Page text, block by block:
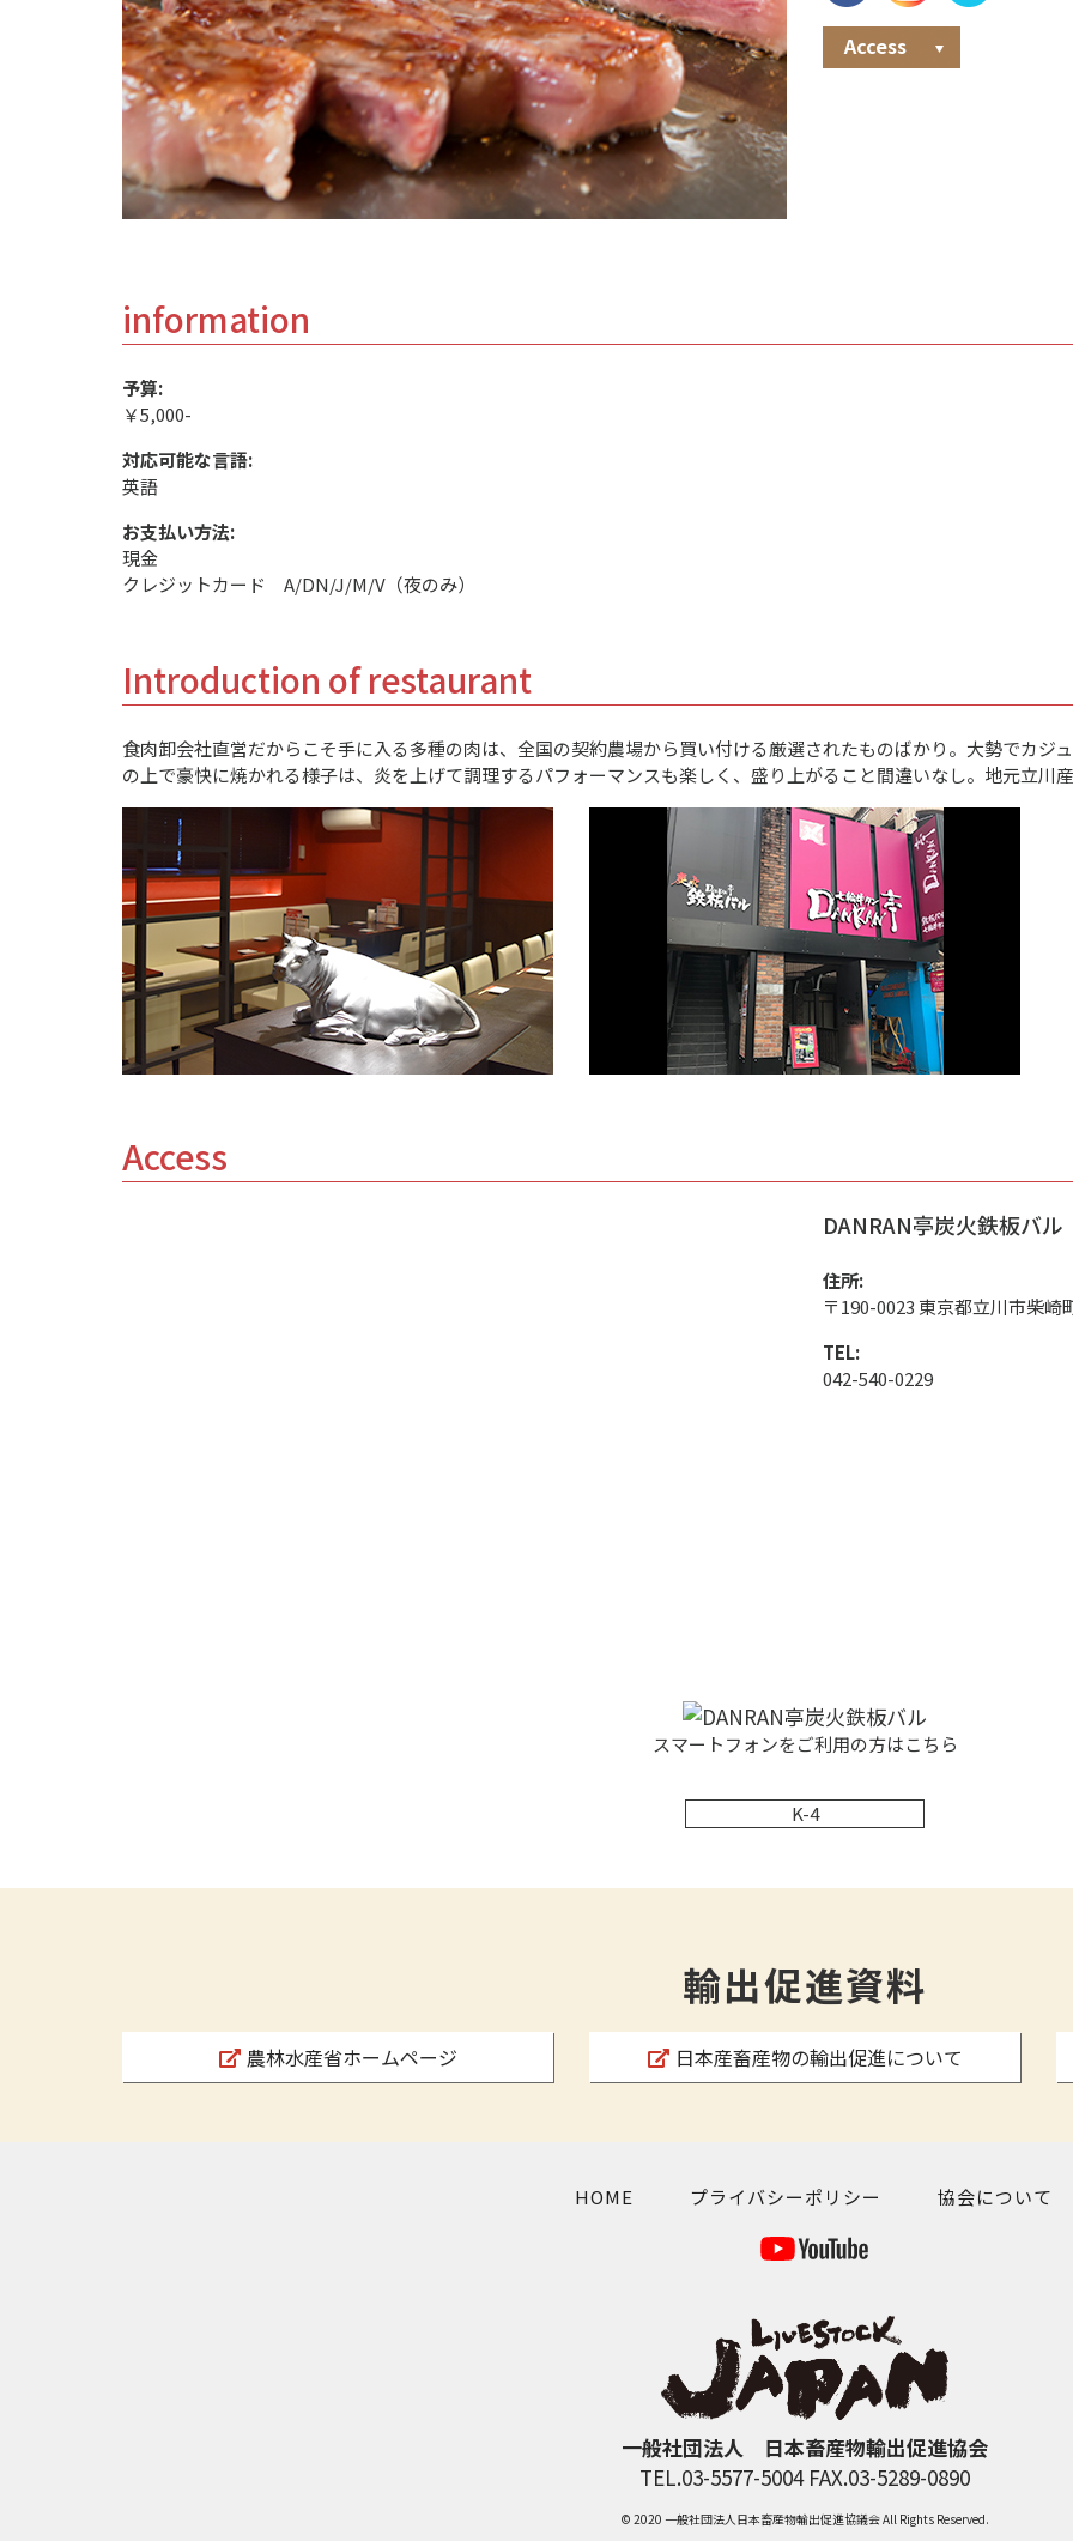
Access
information
予算:
￥5,000-
対応可能な言語:
英語
お支払い方法:
現金
クレジットカード A/DN/J/M/V（夜のみ）
Introduction of restaurant
食肉卸会社直営だからこそ手に入る多種の肉は、全国の契約農場から買い付ける厳選されたものばかり。大勢でカジ
の上で豪快に焼かれる様子は、炎を上げて調理するパフォーマンスも楽しく、盛り上がること間違いなし。地元立川
Access
DANRAN亭炭火鉄板バル
住所:
〒190-0023 東京都立川市柴
TEL:
042-540-0229
スマートフォンをご利用の方はこちら
K-4
輸出促進資料
農林水産省ホームページ 日本産畜産物の輸出促進について
HOME プライバシーポリシー 協会について
一般社団法人 日本畜産物輸出促進協会
TEL.03-5577-5004 FAX.03-5289-0890
© 2020 一般社団法人日本畜産物輸出促進協議会 All Rights Reserved.